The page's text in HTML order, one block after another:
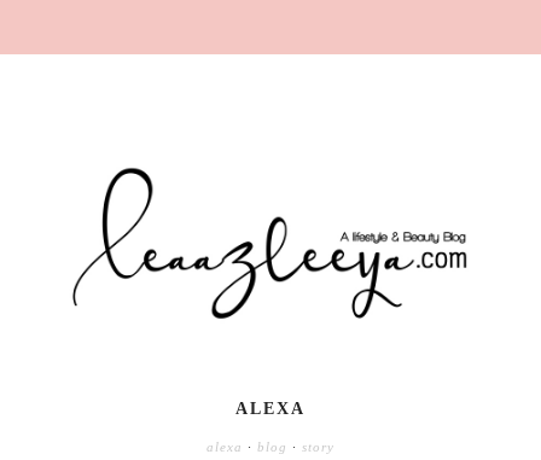
ALEXA
alexa · blog · story